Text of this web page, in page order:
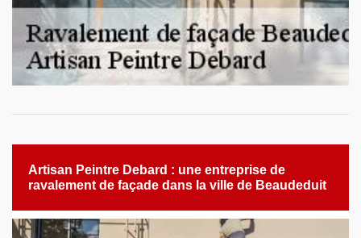
Artisan Peintre Debard : une entreprise de
ravalement de façade dans la ville de Beaudeduit